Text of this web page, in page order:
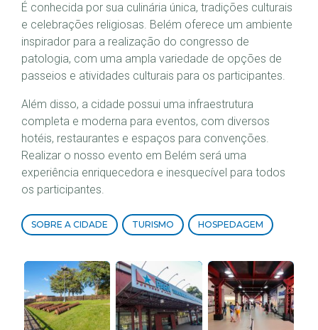
É conhecida por sua culinária única, tradições culturais
e celebrações religiosas. Belém oferece um ambiente
inspirador para a realização do congresso de
patologia, com uma ampla variedade de opções de
passeios e atividades culturais para os participantes.
Além disso, a cidade possui uma infraestrutura
completa e moderna para eventos, com diversos
hotéis, restaurantes e espaços para convenções.
Realizar o nosso evento em Belém será uma
experiência enriquecedora e inesquecível para todos
os participantes.
SOBRE A CIDADE TURISMO HOSPEDAGEM